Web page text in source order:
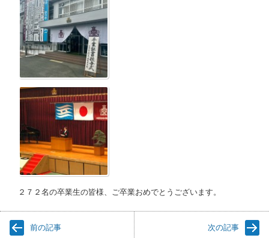
２７２名の卒業生の皆様、ご卒業おめでとうございます。
前の記事 次の記事